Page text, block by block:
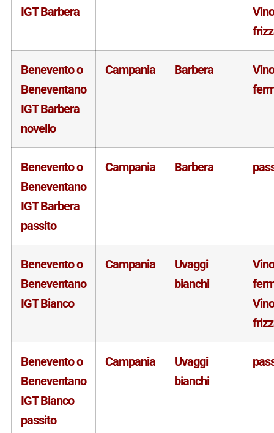
IGT Barbera
Vino
Benevento o
Beneventano
IGT Barbera
novello
Campania Barbera
Vino
Benevento o
Beneventano
IGT Barbera
passito
Campania Barbera
Benevento o
Beneventano
IGT Bianco
Campania
Uvaggi
bianchi
Vino
Vino
Benevento o
Beneventano
IGT Bianco
passito
Campania
Uvaggi
bianchi